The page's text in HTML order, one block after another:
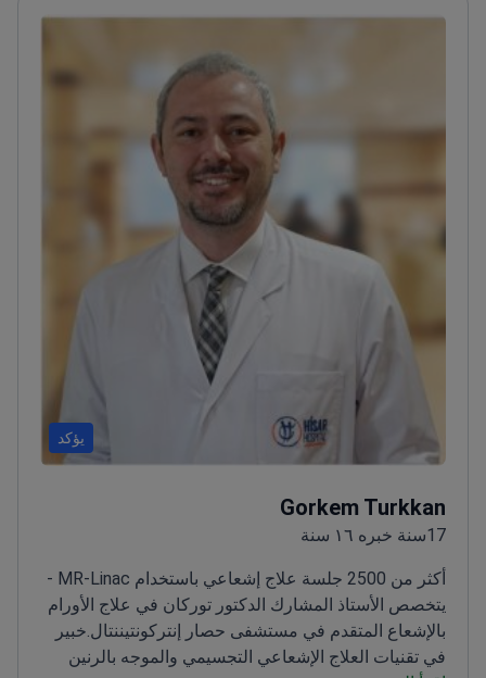
يؤكد
Gorkem Turkkan
17سنة خبره ١٦ سنة
أكثر من 2500 جلسة علاج إشعاعي باستخدام MR-Linac -
يتخصص الأستاذ المشارك الدكتور توركان في علاج الأورام
بالإشعاع المتقدم في مستشفى حصار إنتركونتيننتال. خبير
في تقنيات العلاج الإشعاعي التجسيمي والموجه بالرنين